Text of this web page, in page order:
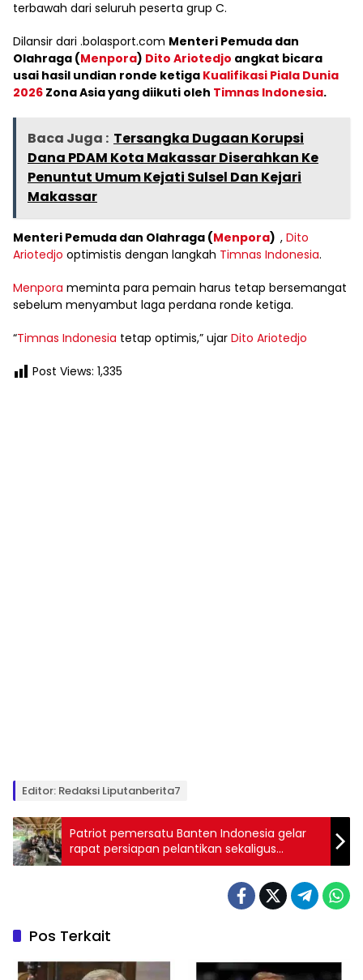
terbawah dari seluruh peserta grup C.
Dilansir dari .bolasport.com Menteri Pemuda dan
Olahraga (Menpora) Dito Ariotedjo angkat bicara
usai hasil undian ronde ketiga Kualifikasi Piala Dunia
2026 Zona Asia yang diikuti oleh Timnas Indonesia.
Baca Juga : Tersangka Dugaan Korupsi
Dana PDAM Kota Makassar Diserahkan Ke
Penuntut Umum Kejati Sulsel Dan Kejari
Makassar
Menteri Pemuda dan Olahraga (Menpora) , Dito
Ariotedjo optimistis dengan langkah Timnas Indonesia.
Menpora meminta para pemain harus tetap bersemangat
sebelum menyambut laga perdana ronde ketiga.
“Timnas Indonesia tetap optimis,” ujar Dito Ariotedjo
Post Views: 1,335
Editor: Redaksi Liputanberita7
Patriot pemersatu Banten Indonesia gelar
rapat persiapan pelantikan sekaligus
ucapkan selamat HUT Bhayangkara ke-78
Pos Terkait